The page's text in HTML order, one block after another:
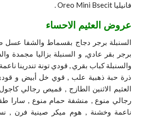
فانيليا Oreo Mini Bsecit .
عروض العثيم الاحساء
السنبلة برجر دجاج بقسماط والشفا عسل
برجر بقر عادي, و السنبلة بزاليا مجمدة
ذرة حبة ذهبية علب , قوي خل أبيض و
العثيم الاثنين الطازج , قميص رجالي
رجالي منوع , منشفة حمام منوع , سارا
ناعمة وخشنة , هوم ميكر صينية فرن ,